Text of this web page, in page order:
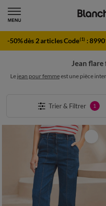
-50% dès 2 articles Code(1) :
Jean flare
Le jean pour femmeest une pièce
Trier & Filtrer 1